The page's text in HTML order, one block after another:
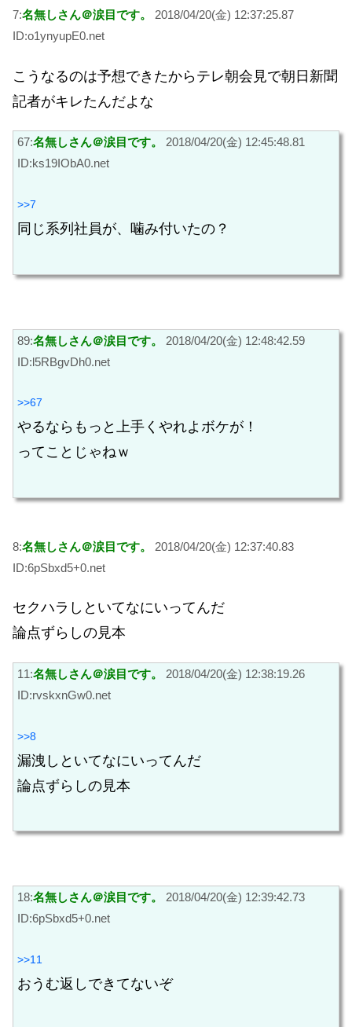
7:名無しさん＠涙目です。
2018/04/20(金) 12:37:25.87
ID:o1ynyupE0.net
こうなるのは予想できたからテレ朝会見で朝日新聞
記者がキレたんだよな
67:名無しさん＠涙目です。
2018/04/20(金) 12:45:48.81
ID:ks19IObA0.net
>>7
同じ系列社員が、噛み付いたの？
89:名無しさん＠涙目です。
2018/04/20(金) 12:48:42.59
ID:l5RBgvDh0.net
>>67
やるならもっと上手くやれよボケが！
ってことじゃねｗ
8:名無しさん＠涙目です。
2018/04/20(金) 12:37:40.83
ID:6pSbxd5+0.net
セクハラしといてなにいってんだ
論点ずらしの見本
11:名無しさん＠涙目です。
2018/04/20(金) 12:38:19.26
ID:rvskxnGw0.net
>>8
漏洩しといてなにいってんだ
論点ずらしの見本
18:名無しさん＠涙目です。
2018/04/20(金) 12:39:42.73
ID:6pSbxd5+0.net
>>11
おうむ返しできてないぞ